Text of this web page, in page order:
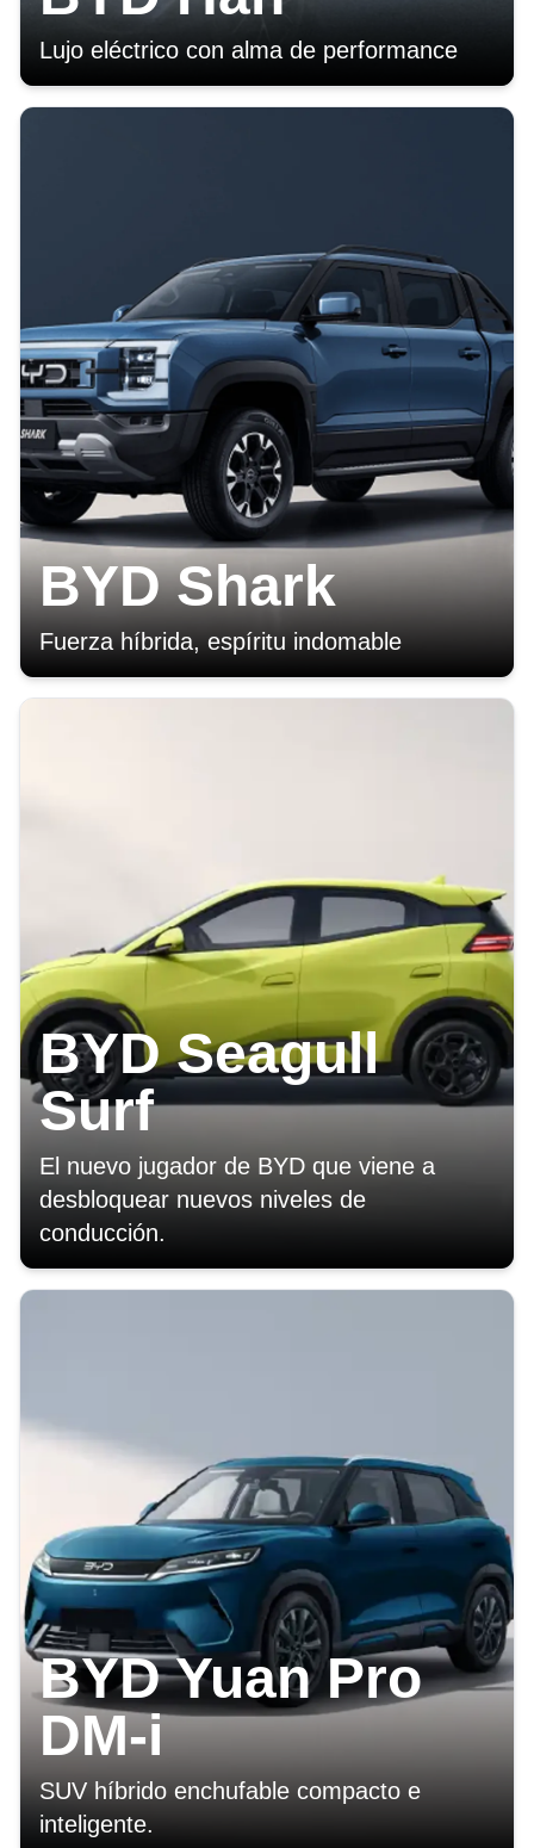
Lujo eléctrico con alma de performance
BYD Shark
Fuerza híbrida, espíritu indomable
BYD Seagull
Surf
El nuevo jugador de BYD que viene a
desbloquear nuevos niveles de
conducción.
BYD Yuan Pro
DM-i
SUV híbrido enchufable compacto e
inteligente.